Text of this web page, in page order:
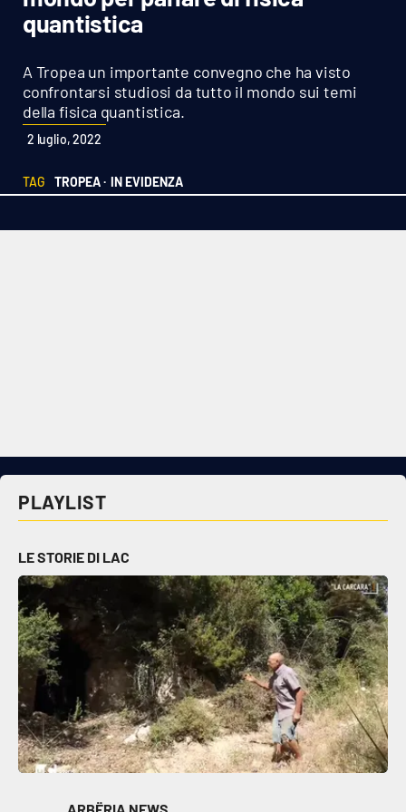
Sanità
Cultura
Podcast
Meteo
Economia e Lavoro
Sanità
Società
Sport
RUBRICHE
quantistica
A Tropea un importante convegno che ha visto
confrontarsi studiosi da tutto il mondo sui temi
della fisica quantistica.
2 luglio, 2022
TAG TROPEA · IN EVIDENZA
PLAYLIST
LE STORIE DI LAC